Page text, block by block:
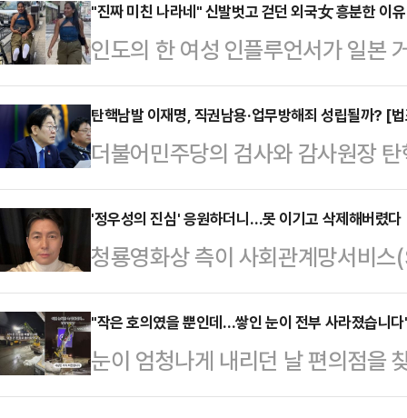
체감온도는 더욱 낮아질 것으로 보
으로 눈이 쌓여있는 가운데 기온이
나는 곳이 많겠다.기상청에 따르면,
(강원 영동 제외)과 제주도는 차차
다.밤부터 인천·경기 남부와 충청
남 북서부에, 밤부터 서…
"진짜 미친 나라네" 신발벗고 걷던 외국女 흥분한 이유
인도의 한 여성 인플루언서가 일본
벗고 걸었다.28일(현지시간) 홍콩
면 인스타그램에서 약 140만명의
만 신은 채 거리를 걷는 실험을 했
뒤 사람들도 북적거리는 도쿄 거리
사서 바로 일본의 거리로 나갔다"
라면 양말이 깨끗할 것"이라고 말
등 거리 곳곳…
탄핵남발 이재명, 직권남용·업무방해죄 성립될까? [
더불어민주당의 검사와 감사원장
재명 대표와 박찬대 원내대표 등을
용죄는 공무원이 직권을 남용한 것
법 부당해야 한다"며 "또한 업무방
허위사실 유포 등으로 업무를 방해
이유로 "무분별한 탄핵 시도가 부
는 별개로 위법부당에는 해당되지
따르면 시민단체 서민민생대책…
'정우성의 진심' 응원하더니…못 이기고 삭제해버렸다
청룡영화상 측이 사회관계망서비
하는 문구를 올렸다가 비난을 받자
달 30일 공식 인스타그램에 '청룡
게시물을 게재했다가 이내 수정했
영화상에 참석해 혼외자 스캔들에
"작은 호의였을 뿐인데…쌓인 눈이 전부 사라졌습니
눈이 엄청나게 내리던 날 편의점을
가 더 큰 보답으로 돌려받았다는 사